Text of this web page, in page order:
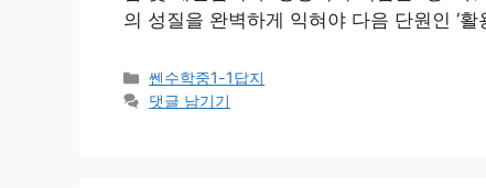
의 성질을 완벽하게 익혀야 다음 단원인 ‘활
카
테
쎈수학중1-1답지
댓글 남기기